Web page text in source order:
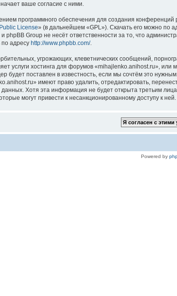
ваше согласие с ними.
программного обеспечения для создания
License» (в дальнейшем «GPL»). Скачать его можно по
phpBB Group не несёт ответственности за то, что
адресу http://www.phpbb.com/.
угрожающих, клеветнических сообщений,
услуги хостинга для форумов «mihajlenko.anihost.ru»,
будет поставлен в известность, если мы сочтём это
имеют право удалить, отредактировать,
Хотя эта информация не будет открыта третьим
могут привести к несанкционированному доступу к ней.
Powered by